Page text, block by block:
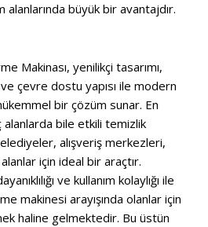
büyük bir avantajdır.
Makinası, yenilikçi tasarımı,
çevre dostu yapısı ile modern
bir çözüm sunar. En
alanlarda bile etkili temizlik
alışveriş merkezleri,
için ideal bir araçtır.
ve kullanım kolaylığı ile
makinesi arayışında olanlar için
haline gelmektedir. Bu üstün